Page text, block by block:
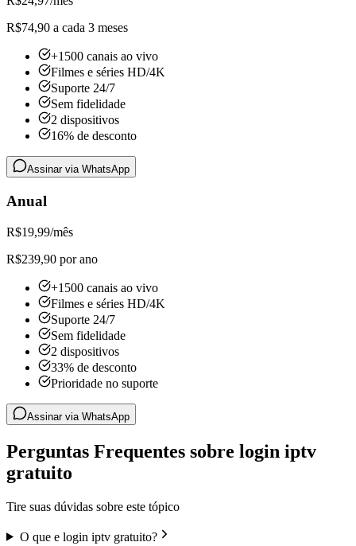
R$74,90 a cada 3 meses
+1500 canais ao vivo
Filmes e séries HD/4K
Suporte 24/7
Sem fidelidade
2 dispositivos
16% de desconto
Assinar via WhatsApp
Anual
R$19,99/mês
R$239,90 por ano
+1500 canais ao vivo
Filmes e séries HD/4K
Suporte 24/7
Sem fidelidade
2 dispositivos
33% de desconto
Prioridade no suporte
Assinar via WhatsApp
Perguntas Frequentes sobre login iptv
gratuito
Tire suas dúvidas sobre este tópico
O que e login iptv gratuito?